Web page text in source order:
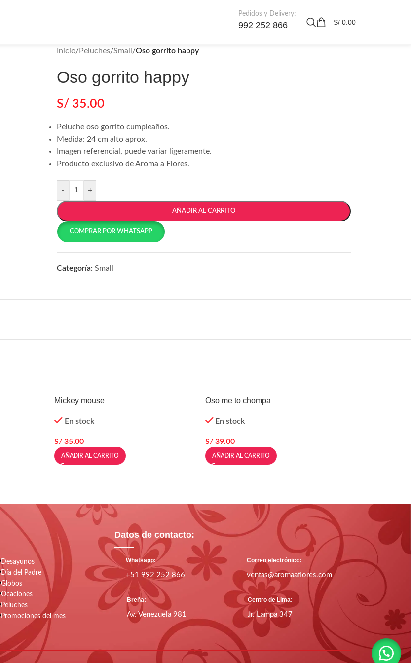
Pedidos y Delivery:
992 252 866 S/ 0.00
Inicio/Peluches/Small /Oso gorrito happy
Oso gorrito happy
S/ 35.00
Peluche oso gorrito cumpleaños.
Medida: 24 cm alto aprox.
Imagen referencial, puede variar ligeramente.
Producto exclusivo de Aroma a Flores.
- +
AÑADIR AL CARRITO
COMPRAR POR WHATSAPP
Categoría: Small
Mickey mouse
En stock
S/ 35.00
AÑADIR AL CARRITO
Oso me to chompa
En stock
S/39.00
AÑADIR AL CARRITO
Desayunos
Día del Padre
Globos
Ocaciones
Peluches
Promociones del mes
Datos de contacto:
Whatsapp:
+51 992 252 866
Correo electrónico:
ventas@aromaaflores.com
Breña:
Av. Venezuela 981
Centro de Lima:
Jr. Lampa 347